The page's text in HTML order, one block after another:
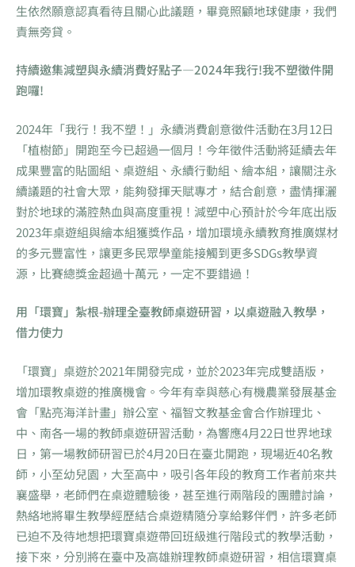
生依然願意認真看待且關心此議題，畢竟照顧地球健康，我們
責無旁貸。
持續邀集減塑與永續消費好點子—2024年我行!我不塑徵件開
跑囉!
2024年「我行！我不塑！」永續消費創意徵件活動在3月12日
「植樹節」開跑至今已超過一個月！今年徵件活動將延續去年
成果豐富的貼圖組、桌遊組、永續行動組、繪本組，讓關注永
續議題的社會大眾，能夠發揮天賦專才，結合創意，盡情揮灑
對於地球的滿腔熱血與高度重視！減塑中心預計於今年底出版
2023年桌遊組與繪本組獲獎作品，增加環境永續教育推廣媒材
的多元豐富性，讓更多民眾學童能接觸到更多SDGs教學資
源，比賽總獎金超過十萬元，一定不要錯過！
用「環寶」紮根-辦理全臺教師桌遊研習，以桌遊融入教學，
借力使力
「環寶」桌遊於2021年開發完成，並於2023年完成雙語版，
增加環教桌遊的推廣機會。今年有幸與慈心有機農業發展基金
會「點亮海洋計畫」辦公室、福智文教基金會合作辦理北、
中、南各一場的教師桌遊研習活動，為響應4月22日世界地球
日，第一場教師研習已於4月20日在臺北開跑，現場近40名教
師，小至幼兒園，大至高中，吸引各年段的教育工作者前來共
襄盛舉，老師們在桌遊體驗後，甚至進行兩階段的團體討論，
熱絡地將畢生教學經歷結合桌遊精隨分享給夥伴們，許多老師
已迫不及待地想把環寶桌遊帶回班級進行階段式的教學活動，
接下來，分別將在臺中及高雄辦理教師桌遊研習，相信環寶桌